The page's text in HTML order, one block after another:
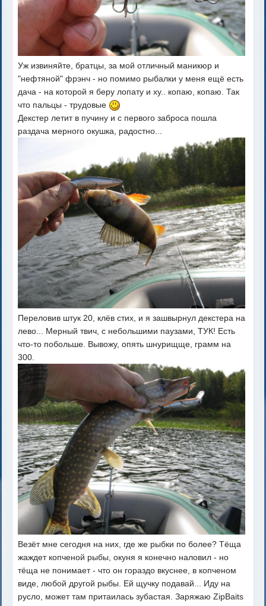
Уж извиняйте, братцы, за мой отличный маникюр и
"нефтяной" фрэнч - но помимо рыбалки у меня ещё есть
дача - на которой я беру лопату и ху.. копаю, копаю. Так
что пальцы - трудовые
Декстер летит в пучину и с первого заброса пошла
раздача мерного окушка, радостно...
Переловив штук 20, клёв стих, и я зашвырнул декстера на
лево... Мерный твич, с небольшими паузами, ТУК! Есть
что-то побольше. Вывожу, опять шнурищще, грамм на
300.
Везёт мне сегодня на них, где же рыбки по более? Тёща
жаждет копченой рыбы, окуня я конечно наловил - но
тёща не понимает - что он гораздо вкуснее, в копченом
виде, любой другой рыбы. Ей щучку подавай... Иду на
русло, может там притаилась зубастая. Заряжаю ZipBaits